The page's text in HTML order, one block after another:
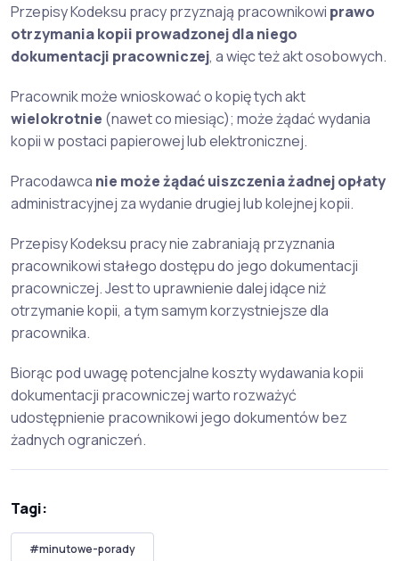
Przepisy Kodeksu pracy przyznają pracownikowi prawo
otrzymania kopii prowadzonej dla niego
dokumentacji pracowniczej, a więc też akt osobowych.
Pracownik może wnioskować o kopię tych akt
wielokrotnie (nawet co miesiąc); może żądać wydania
kopii w postaci papierowej lub elektronicznej.
Pracodawca nie może żądać uiszczenia żadnej opłaty
administracyjnej za wydanie drugiej lub kolejnej kopii.
Przepisy Kodeksu pracy nie zabraniają przyznania
pracownikowi stałego dostępu do jego dokumentacji
pracowniczej. Jest to uprawnienie dalej idące niż
otrzymanie kopii, a tym samym korzystniejsze dla
pracownika.
Biorąc pod uwagę potencjalne koszty wydawania kopii
dokumentacji pracowniczej warto rozważyć
udostępnienie pracownikowi jego dokumentów bez
żadnych ograniczeń.
Tagi:
#minutowe-porady